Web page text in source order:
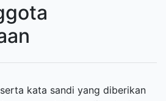
kata sandi yang diberikan